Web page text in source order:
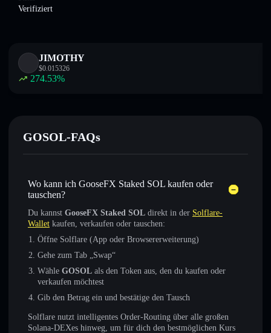
Verifiziert
JIMOTHY
$0.015326
274.53%
GOSOL-FAQs
Wo kann ich GooseFX Staked SOL kaufen oder
tauschen?
Du kannst GooseFX Staked SOL direkt in der Solflare-
Wallet kaufen, verkaufen oder tauschen:
Öffne Solflare (App oder Browsererweiterung)
Gehe zum Tab „Swap“
Wähle GOSOL als den Token aus, den du kaufen oder
verkaufen möchtest
Gib den Betrag ein und bestätige den Tausch
Solflare nutzt intelligentes Order-Routing über alle großen
Solana-DEXes hinweg, um für dich den bestmöglichen Kurs